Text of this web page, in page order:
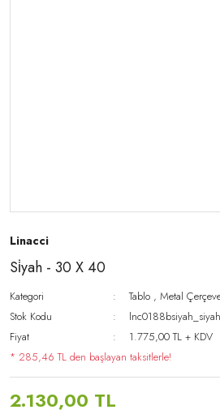
Linacci
Si̇yah - 30 X 40
Kategori Tablo ,Metal
Stok Kodu
Fiyat
1.775,00 TL + KDV
* 285,46 TL den başlayan taksitlerle!
2.130,00 TL